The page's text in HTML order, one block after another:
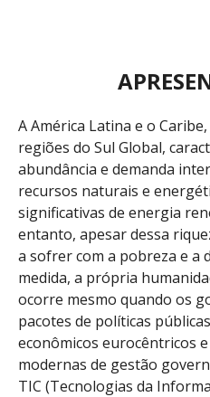
A América Latina e o
regiões do Sul Global,
abundância e demanda
recursos naturais e
significativas de energia
entanto, apesar dessa
a sofrer com a pobreza e a
medida, a própria
ocorre mesmo quando os
pacotes de políticas
econômicos eurocêntricos
modernas de gestão
TIC (Tecnologias da